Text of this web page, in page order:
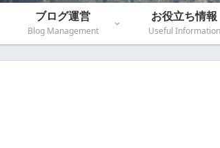
ブログ運営
Blog Management
お役立ち情報
Useful Information